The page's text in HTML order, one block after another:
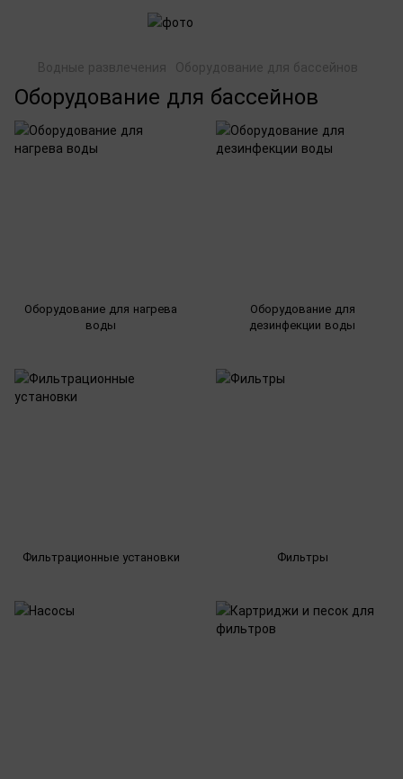
Водные развлечения Оборудование для бассейнов
Оборудование для бассейнов
Оборудование для нагрева
воды
Оборудование для
дезинфекции воды
Фильтрационные установки Фильтры